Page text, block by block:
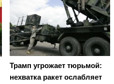
Трамп угрожает тюрьмой:
нехватка ракет ослабляет